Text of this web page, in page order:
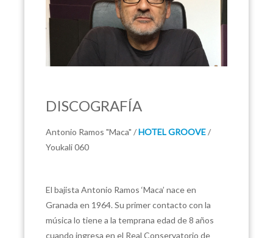
DISCOGRAFÍA
Antonio Ramos "Maca" /HOTEL GROOVE/
Youkali 060
El bajista Antonio Ramos ‘Maca’ nace en
Granada en 1964. Su primer contacto con la
música lo tiene a la temprana edad de 8 años
cuando ingresa en el Real Conservatorio de